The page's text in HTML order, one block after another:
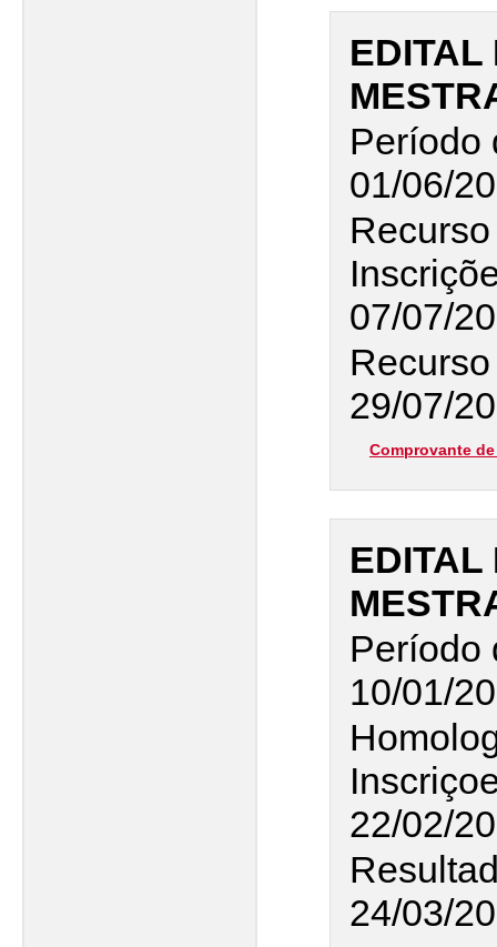
EDITAL
Período
01/06/
07/07/
29/07/
Comprovante
EDITAL
Período
10/01/
22/02/
24/03/